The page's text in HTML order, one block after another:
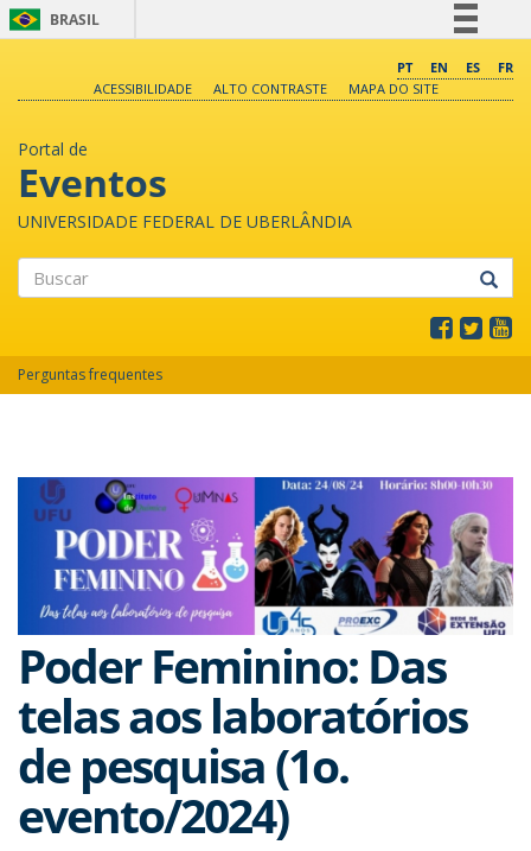
BRASIL
Comunica BR
PT EN ES
FR
ACESSIBILIDADE
ALTO CONTRASTE MAPA DO SITE
Portal de
Eventos
UNIVERSIDADE FEDERAL DE UBERLÂNDIA
Perguntas frequentes
Poder Feminino: Das
telas aos laboratórios
de pesquisa (1o.
evento/2024)